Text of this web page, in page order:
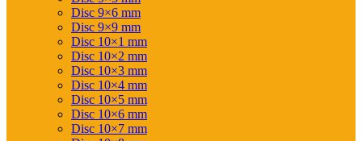
Disc 9×6 mm
Disc 9×9 mm
Disc 10×1 mm
Disc 10×2 mm
Disc 10×3 mm
Disc 10×4 mm
Disc 10×5 mm
Disc 10×6 mm
Disc 10×7 mm